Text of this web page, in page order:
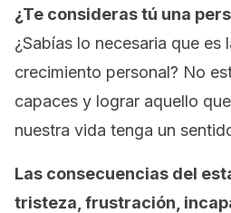
¿Te consideras tú una
¿Sabías lo necesaria que es
crecimiento personal? No
capaces y lograr aquello
nuestra vida tenga un
Las consecuencias del
tristeza, frustración,